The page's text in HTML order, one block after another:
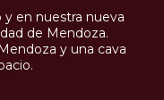
y en nuestra nueva
de Mendoza.
y una cava